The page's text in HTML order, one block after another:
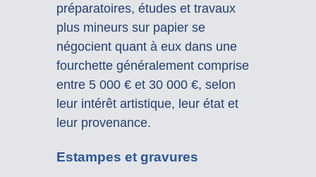
préparatoires, études et travaux
plus mineurs sur papier se
négocient quant à eux dans une
fourchette généralement comprise
entre 5 000 € et 30 000 €, selon
leur intérêt artistique, leur état et
leur provenance.
Estampes et gravures